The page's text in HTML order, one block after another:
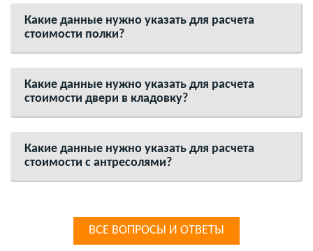
Какие данные нужно указать для расчета
стоимости полки?
Какие данные нужно указать для расчета
стоимости двери в кладовку?
Какие данные нужно указать для расчета
стоимости с антресолями?
ВСЕ ВОПРОСЫ И ОТВЕТЫ